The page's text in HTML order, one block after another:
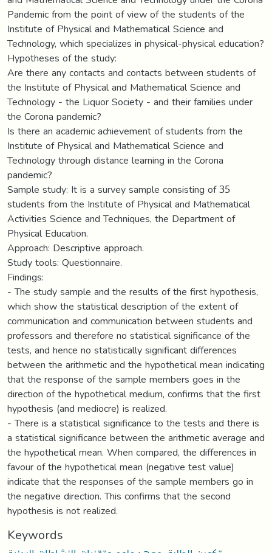
Pandemic from the point of view of the students of the
Institute of Physical and Mathematical Science and
Technology, which specializes in physical-physical education?
Hypotheses of the study:
Are there any contacts and contacts between students of
the Institute of Physical and Mathematical Science and
Technology - the Liquor Society - and their families under
the Corona pandemic?
Is there an academic achievement of students from the
Institute of Physical and Mathematical Science and
Technology through distance learning in the Corona
pandemic?
Sample study: It is a survey sample consisting of 35
students from the Institute of Physical and Mathematical
Activities Science and Techniques, the Department of
Physical Education.
Approach: Descriptive approach.
Study tools: Questionnaire.
Findings:
- The study sample and the results of the first hypothesis,
which show the statistical description of the extent of
communication and communication between students and
professors and therefore no statistical significance of the
tests, and hence no statistically significant differences
between the arithmetic and the hypothetical mean indicating
that the response of the sample members goes in the
direction of the hypothetical medium, confirms that the first
hypothesis (and mediocre) is realized.
- There is a statistical significance to the tests and there is
a statistical significance between the arithmetic average and
the hypothetical mean. When compared, the differences in
favour of the hypothetical mean (negative test value)
indicate that the responses of the sample members go in
the negative direction. This confirms that the second
hypothesis is not realized.
Keywords